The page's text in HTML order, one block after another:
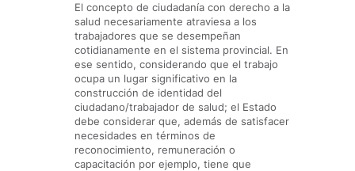
El concepto de ciudadanía con derecho a la
salud necesariamente atraviesa a los
trabajadores que se desempeñan
cotidianamente en el sistema provincial. En
ese sentido, considerando que el trabajo
ocupa un lugar significativo en la
construcción de identidad del
ciudadano/trabajador de salud; el Estado
debe considerar que, además de satisfacer
necesidades en términos de
reconocimiento, remuneración o
capacitación por ejemplo, tiene que